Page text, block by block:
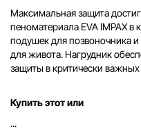
Максимальная защита
пеноматериала EVA IMPAX
подушек для позвоночника
для живота. Нагрудник
защиты в критически важных
Купить этот или
...